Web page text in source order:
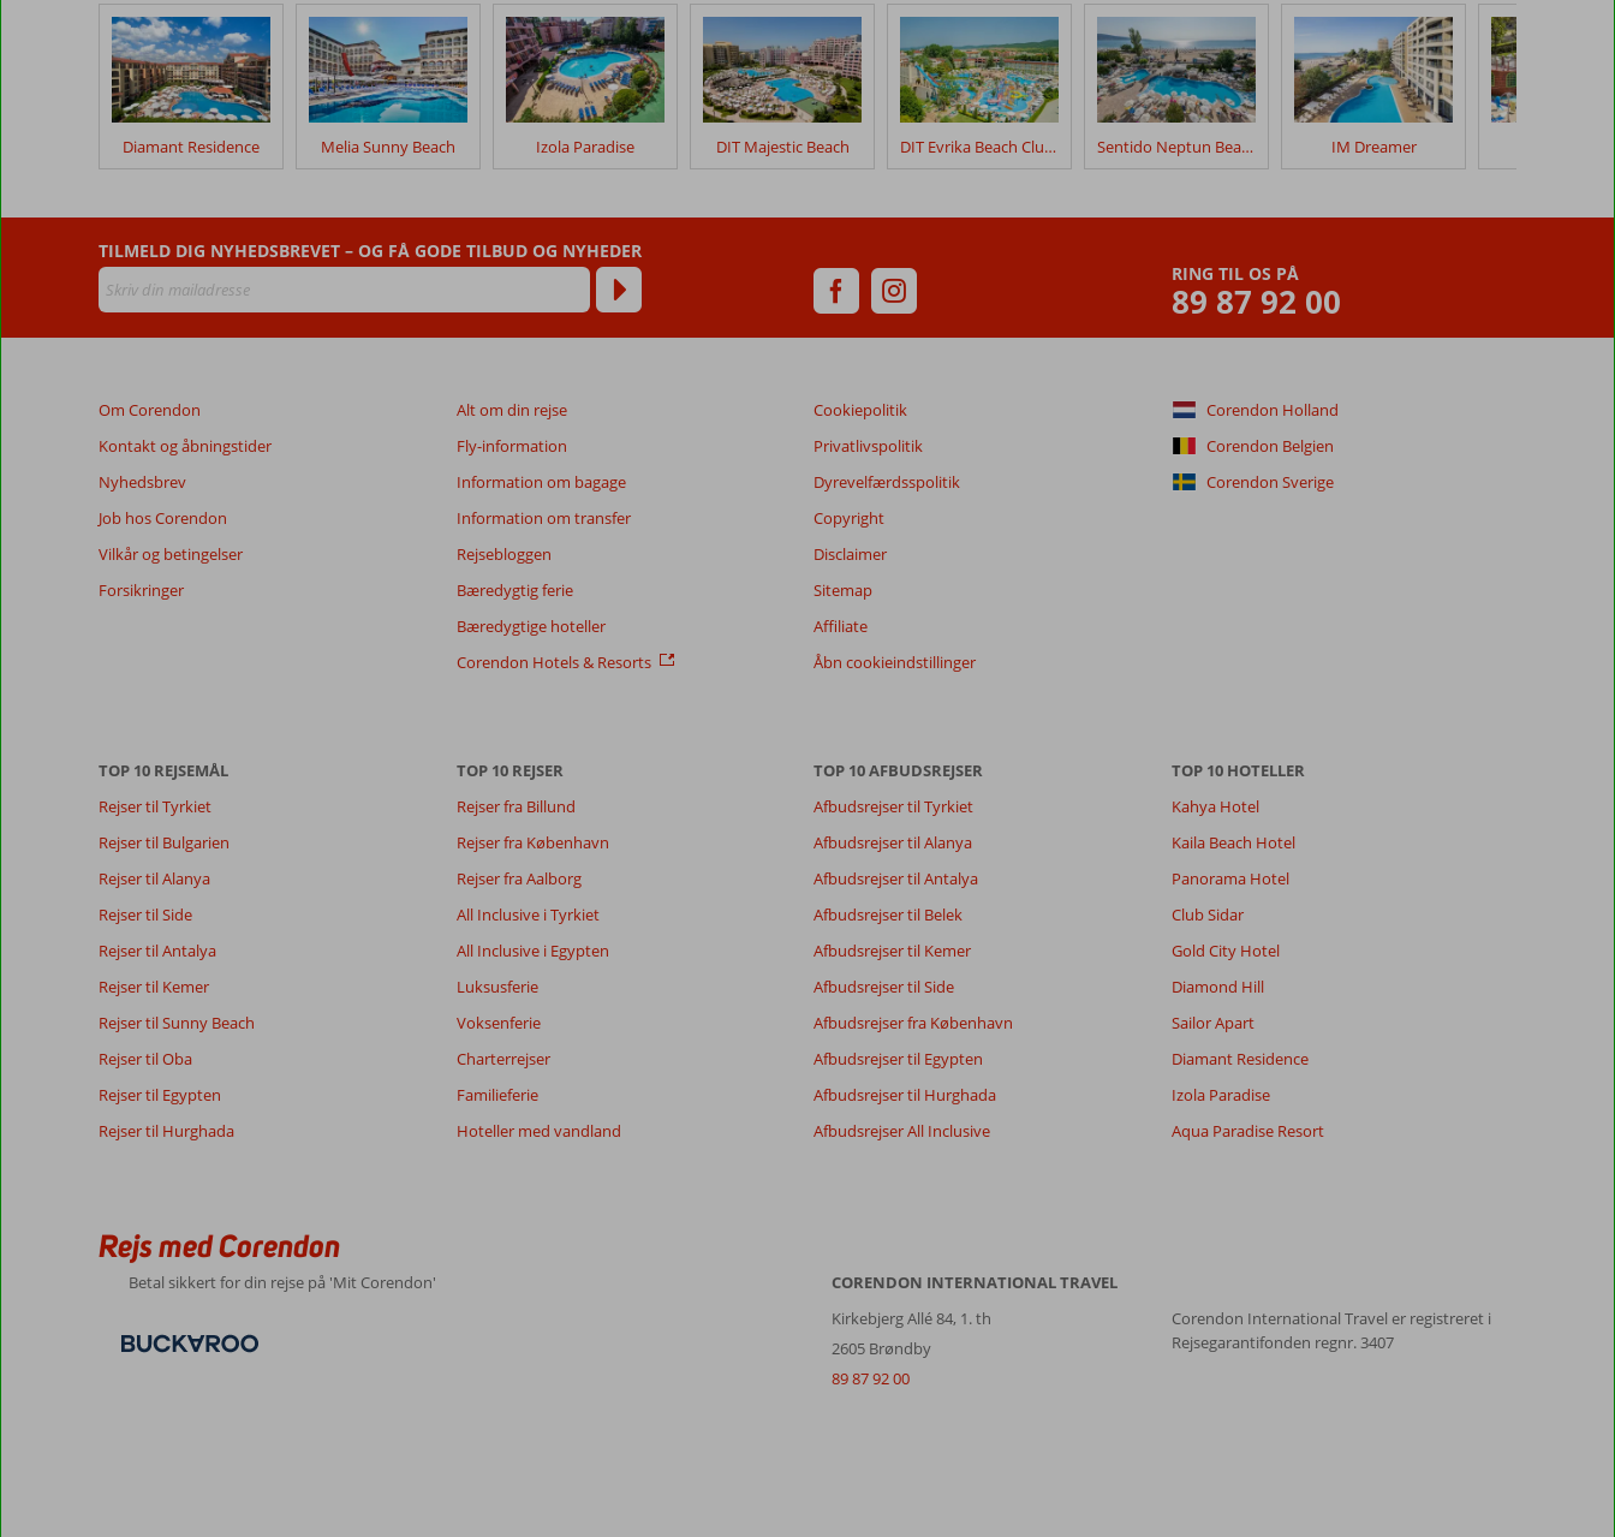
kunder
efter
deres
ophold
på
Sunny
Anmeldelser,
der
er
ældre
måneder,
vises
ikke
længere
at
sikre
af
anmeldelser.
Totalscore
Baseret på:
anmeldelser
8,1
Meget
Værelserne
8,5
Børnevenlig
8,3
Vores
gæsters
anmeldelser
Sprog
Sorter
5,0
Denmark
Familie med store børn
midt
i
byen
vi
var
Pris/kvalitet
4
Maden
6
Værelserne 8
Wifi-kvalitet
Diamant Residence Melia Sunny Beach Izola Paradise DIT Majestic Beach DIT Evrika Beach Club Hotel Sentido Neptun Beach IM Dreamer
RING TIL OS PÅ
89 87 92 00
TILMELD DIG NYHEDSBREVET – OG FÅ GODE TILBUD OG NYHEDER
Om Corendon
Kontakt og åbningstider
Nyhedsbrev
Job hos Corendon
Vilkår og betingelser
Forsikringer
Alt om din rejse
Fly-information
Information om bagage
Information om transfer
Rejsebloggen
Bæredygtig ferie
Bæredygtige hoteller
Corendon Hotels & Resorts
Cookiepolitik
Privatlivspolitik
Dyrevelfærdsspolitik
Copyright
Disclaimer
Sitemap
Affiliate
Åbn cookieindstillinger
Corendon Holland
Corendon Belgien
Corendon Sverige
TOP 10 REJSEMÅL
Rejser til Tyrkiet
Rejser til Bulgarien
Rejser til Alanya
Rejser til Side
Rejser til Antalya
Rejser til Kemer
Rejser til Sunny Beach
Rejser til Oba
Rejser til Egypten
Rejser til Hurghada
TOP 10 REJSER
Rejser fra Billund
Rejser fra København
Rejser fra Aalborg
All Inclusive i Tyrkiet
All Inclusive i Egypten
Luksusferie
Voksenferie
Charterrejser
Familieferie
Hoteller med vandland
TOP 10 AFBUDSREJSER
Afbudsrejser til Tyrkiet
Afbudsrejser til Alanya
Afbudsrejser til Antalya
Afbudsrejser til Belek
Afbudsrejser til Kemer
Afbudsrejser til Side
Afbudsrejser fra København
Afbudsrejser til Egypten
Afbudsrejser til Hurghada
Afbudsrejser All Inclusive
TOP 10 HOTELLER
Kahya Hotel
Kaila Beach Hotel
Panorama Hotel
Club Sidar
Gold City Hotel
Diamond Hill
Sailor Apart
Diamant Residence
Izola Paradise
Aqua Paradise Resort
Rejs med Corendon
Betal sikkert for din rejse på 'Mit Corendon'
CORENDON INTERNATIONAL TRAVEL
Kirkebjerg Allé 84, 1. th
2605 Brøndby
89 87 92 00
Corendon International Travel er registreret i
Rejsegarantifonden regnr. 3407